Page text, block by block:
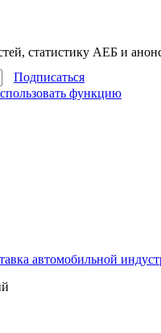
статистику АЕБ и
Подписаться
автомобильной